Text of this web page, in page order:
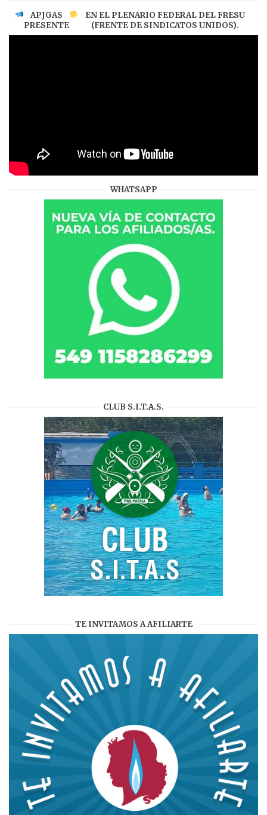
APJGAS
PRESENTE
EN EL PLENARIO FEDERAL DEL FRESU
(FRENTE DE SINDICATOS UNIDOS).
WHATSAPP
CLUB S.I.T.A.S.
TE INVITAMOS A AFILIARTE